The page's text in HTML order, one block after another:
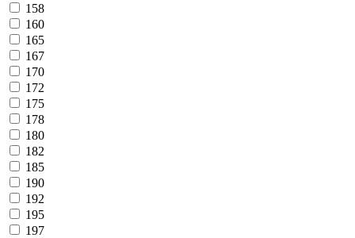
158
160
165
167
170
172
175
178
180
182
185
190
192
195
197